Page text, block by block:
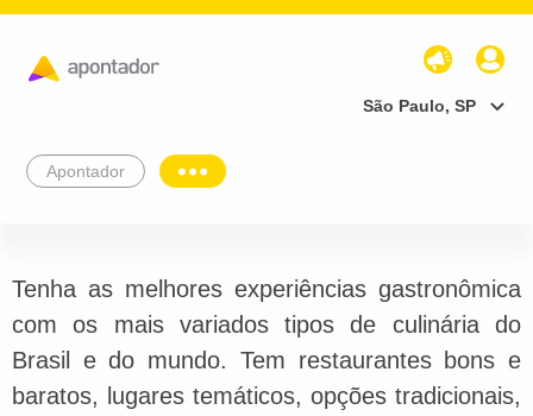
São Paulo, SP
Apontador
Tenha as melhores experiências gastronômica
com os mais variados tipos de culinária do
Brasil e do mundo. Tem restaurantes bons e
baratos, lugares temáticos, opções tradicionais,